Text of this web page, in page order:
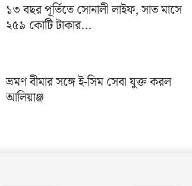
১৩ বছর পূর্তিতে সোনালী লাইফ, সাত মাসে
২৫৯ কোটি টাকার...
ভ্রমণ বীমার সঙ্গে ই-সিম সেবা যুক্ত করল
আলিয়াঞ্জ